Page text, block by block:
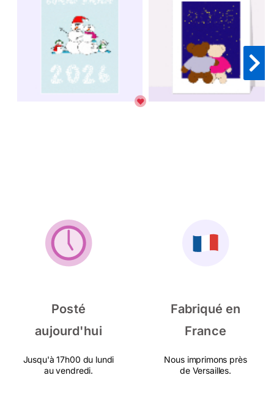
Posté
aujourd'hui
Jusqu'à 17h00 du lundi
au vendredi.
Fabriqué en
France
Nous imprimons près
de Versailles.